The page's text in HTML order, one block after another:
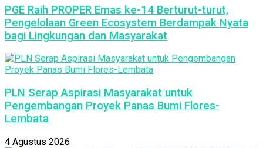
PGE Raih PROPER Emas ke-14 Berturut-turut,
Pengelolaan Green Ecosystem Berdampak Nyata
bagi Lingkungan dan Masyarakat
PLN Serap Aspirasi Masyarakat untuk
Pengembangan Proyek Panas Bumi Flores-
Lembata
4 Agustus 2026